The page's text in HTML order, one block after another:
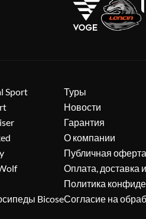
Sport
Bicose
Туры
Новости
Гарантия
О компании
Публичная оферта
Оплата, доставка
Политика
Согласие на